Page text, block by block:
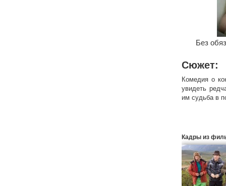
Без
Сюжет:
Комедия о
увидеть
им судьба в
Кадры из